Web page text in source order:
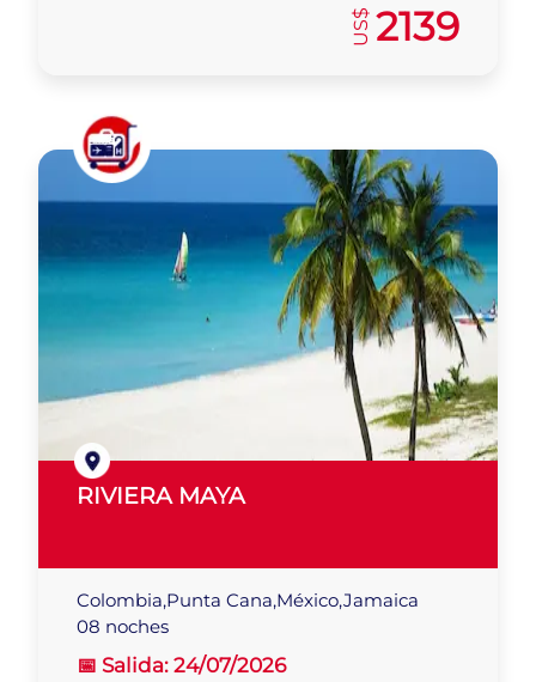
US$2139
RIVIERA MAYA
Colombia,Punta Cana,México,Jamaica
08 noches
📅 Salida: 24/07/2026